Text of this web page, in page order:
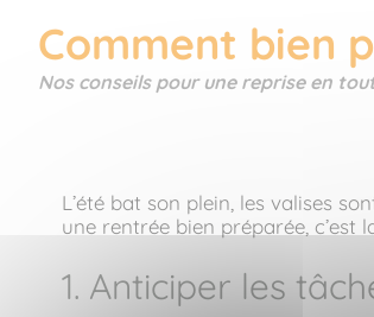
Comment bien
Nos conseils pour une reprise en
L’été bat son plein, les valises
une rentrée bien préparée,
1. Anticiper les